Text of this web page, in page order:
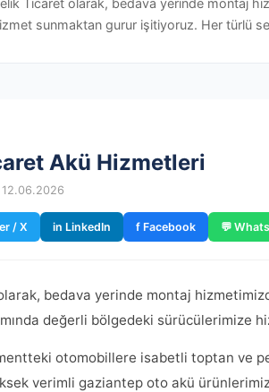
Ticaret olarak, bedava yerinde montaj
sunmaktan gurur işitiyoruz. Her türlü
Akü Hizmetleri
12.06.2026
/ X in LinkedIn f Facebook 💬
bedava yerinde montaj
değerli bölgedeki sürücülerimize
otomobillere isabetli toptan ve
verimli gaziantep oto akü